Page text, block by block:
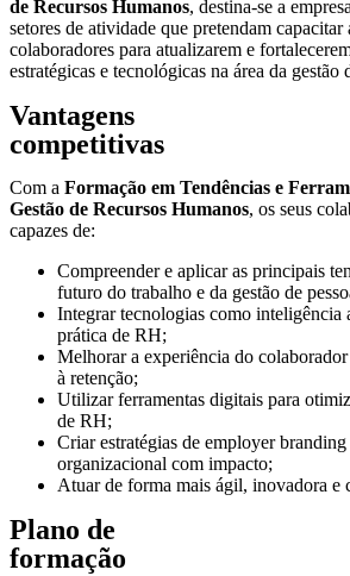
de Recursos Humanos, destina-se a
setores de atividade que pretendam capacitar
colaboradores para atualizarem e
estratégicas e tecnológicas na área da gestão
Vantagens
competitivas
Com a Formação em Tendências e
Gestão de Recursos Humanos, os seus
capazes de:
Compreender e aplicar as principais
futuro do trabalho e da gestão de
Integrar tecnologias como inteligência
prática de RH;
Melhorar a experiência do
à retenção;
Utilizar ferramentas digitais para
de RH;
Criar estratégias de employer
organizacional com impacto;
Atuar de forma mais ágil, inovadora e
Plano de
formação